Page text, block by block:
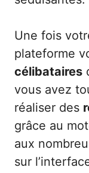
Une fois
plateforme
célibataires
vous avez
réaliser des
grâce au
aux
sur